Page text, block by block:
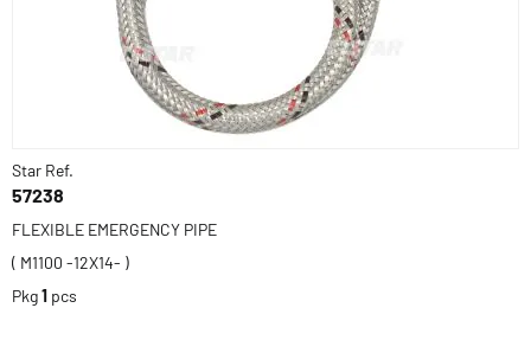
Star Ref.
57238
FLEXIBLE EMERGENCY PIPE
( M1100 -12X14- )
Pkg1 pcs